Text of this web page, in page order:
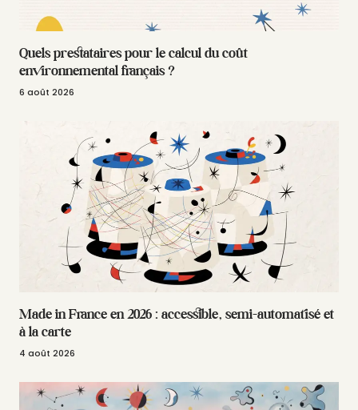
Quels prestataires pour le calcul du coût
environnemental français ?
6 août 2026
Made in France en 2026 : accessible, semi-automatisé et
à la carte
4 août 2026